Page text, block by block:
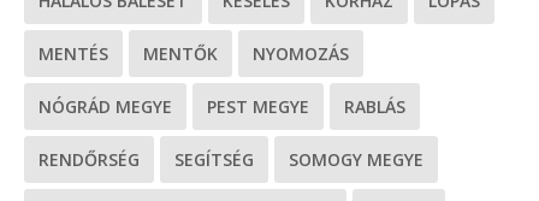
MENTÉS MENTŐK NYOMOZÁS
NÓGRÁD MEGYE PEST MEGYE RABLÁS
RENDŐRSÉG SEGÍTSÉG SOMOGY MEGYE